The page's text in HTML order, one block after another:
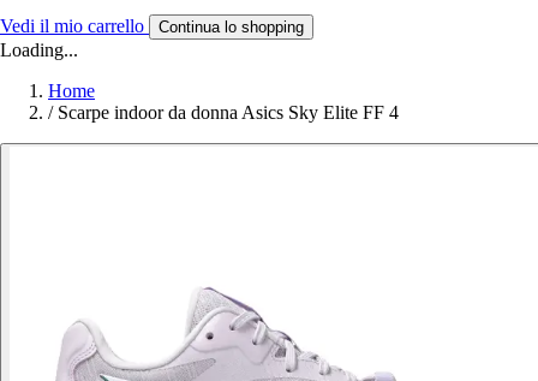
Vedi il mio carrello Continua lo shopping
Loading...
Home
/ Scarpe indoor da donna Asics Sky Elite FF 4